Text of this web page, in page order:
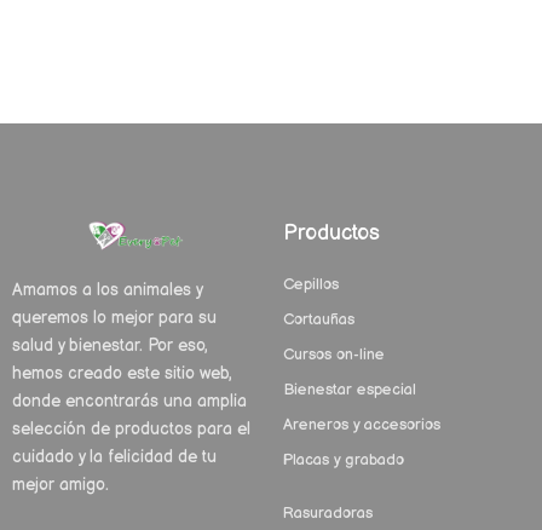
Amamos a los animales y
queremos lo mejor para su
salud y bienestar. Por eso,
hemos creado este sitio web,
donde encontrarás una amplia
selección de productos para el
cuidado y la felicidad de tu
mejor amigo.
Productos
Cepillos
Cortauñas
Cursos on-line
Bienestar especial
Areneros y accesorios
Placas y grabado
Rasuradoras